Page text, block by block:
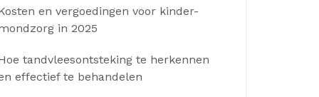
en vergoedingen voor kinder-
in 2025
tandvleesontsteking te herkennen
effectief te behandelen